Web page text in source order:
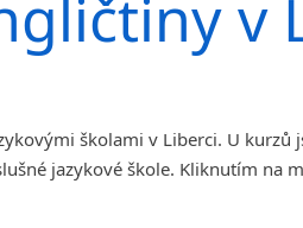
v
školami v Liberci. U kurzů
jazykové škole. Kliknutím na